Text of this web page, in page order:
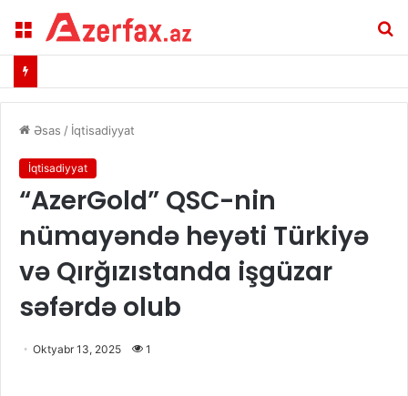
Menu
Əsas / İqtisadiyyat
İqtisadiyyat
“AzerGold” QSC-nin
nümayəndə heyəti Türkiyə
və Qırğızıstanda işgüzar
səfərdə olub
Oktyabr 13, 2025 1